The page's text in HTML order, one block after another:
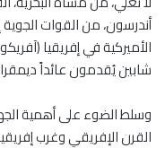
أندرسون، من القوات
الأميركية في إفريقيا
شابين يُقدمون عائداً
وسلط الضوء على أهمية
القرن الإفريقي وغرب